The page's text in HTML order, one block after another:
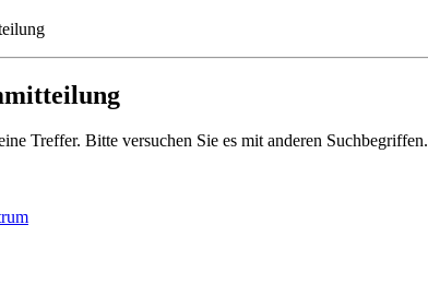
Treffer. Bitte versuchen Sie es mit anderen Suchbegriffen.